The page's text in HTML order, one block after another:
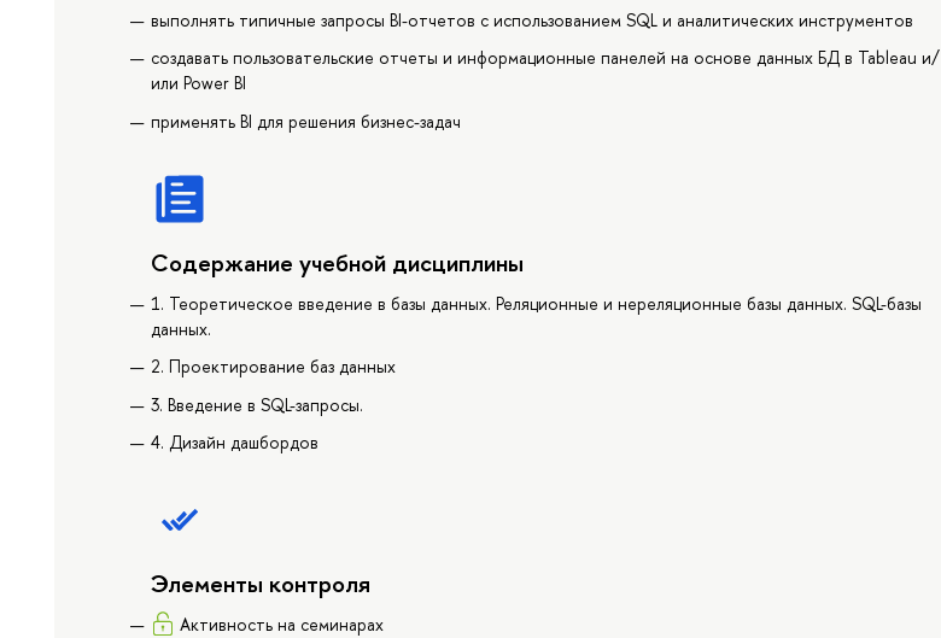
выполнять типичные запросы BI-отчетов с использованием SQL и аналитических инструментов
создавать пользовательские отчеты и информационные панелей на основе данных БД в Tableau и/
или Power BI
применять BI для решения бизнес-задач
Содержание учебной дисциплины
1. Теоретическое введение в базы данных. Реляционные и нереляционные базы данных. SQL-базы
данных.
2. Проектирование баз данных
3. Введение в SQL-запросы.
4. Дизайн дашбордов
Элементы контроля
Активность на семинарах